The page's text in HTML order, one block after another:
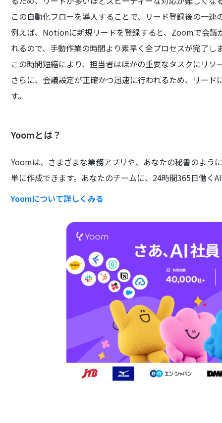
この自動化フローを導入することで、リード登録後の一
例えば、Notionに新規リードを登録すると、Zoomで会
れるので、手動作業の時間より素早く全プロセスが完了し
この時間短縮により、担当者はほかの重要なタスクにリ
さらに、会議設定が正確かつ迅速に行われるため、リー
す。
Yoomとは？
Yoomは、さまざまな業務アプリや、あなたの秘書のよう
単に作成できます。あなたのチームに、24時間365日働く
Yoomについて詳しくみる